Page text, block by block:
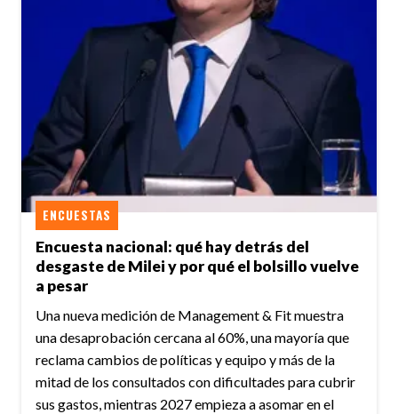
Encuesta nacional: qué hay detrás del
desgaste de Milei y por qué el bolsillo vuelve
a pesar
ENCUESTAS
Una nueva medición de Management & Fit muestra
una desaprobación cercana al 60%, una mayoría que
reclama cambios de políticas y equipo y más de la
mitad de los consultados con dificultades para cubrir
sus gastos, mientras 2027 empieza a asomar en el